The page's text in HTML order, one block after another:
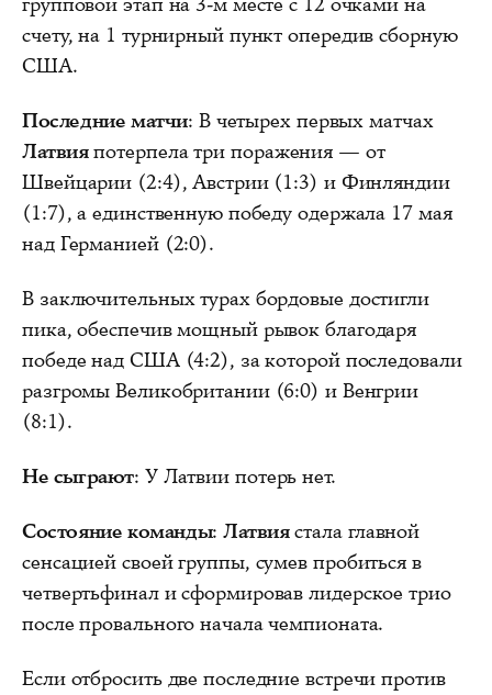
счету, на 1 турнирный пункт опередив сборную
США.
Последние матчи: В четырех первых матчах
Латвияпотерпела три поражения — от
Швейцарии (2:4), Австрии (1:3) и Финляндии
(1:7), а единственную победу одержала 17 мая
над Германией (2:0).
В заключительных турах бордовые достигли
пика, обеспечив мощный рывок благодаря
победе над США (4:2), за которой последовали
разгромы Великобритании (6:0) и Венгрии
(8:1).
Не сыграют: У Латвии потерь нет.
Состояние команды: Латвиястала главной
сенсацией своей группы, сумев пробиться в
четвертьфинал и сформировав лидерское трио
после провального начала чемпионата.
Если отбросить две последние встречи против